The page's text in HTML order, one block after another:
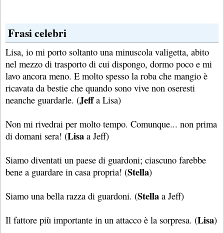
Frasi celebri
Lisa, io mi porto soltanto una minuscola valigetta, abito
nel mezzo di trasporto di cui dispongo, dormo poco e mi
lavo ancora meno. E molto spesso la roba che mangio è
ricavata da bestie che quando sono vive non oseresti
neanche guardarle. (Jeffa Lisa)
Non mi rivedrai per molto tempo. Comunque... non prima
di domani sera! (Lisa a Jeff)
Siamo diventati un paese di guardoni; ciascuno farebbe
bene a guardare in casa propria! (Stella)
Siamo una bella razza di guardoni. (Stella a Jeff)
Il fattore più importante in un attacco è la sorpresa. (Lisa)